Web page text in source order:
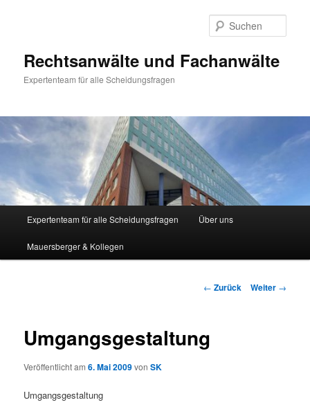
Rechtsanwälte und Fachanwälte
Expertenteam für alle Scheidungsfragen
Expertenteam für alle Scheidungsfragen Über uns
Mauersberger & Kollegen
Beitragsnavigation
← Zurück Weiter →
Umgangsgestaltung
Veröffentlicht am6. Mai 2009vonSK
Umgangsgestaltung